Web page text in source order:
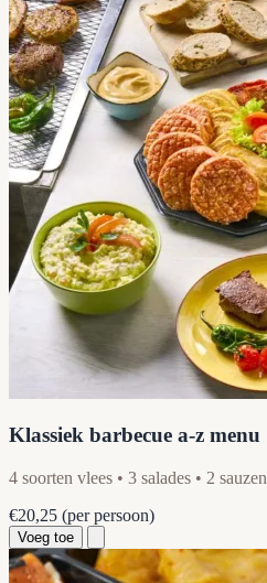
Klassiek barbecue a-z menu
4 soorten vlees • 3 salades • 2 sauzen
€20,25 (per persoon)
Voeg toe